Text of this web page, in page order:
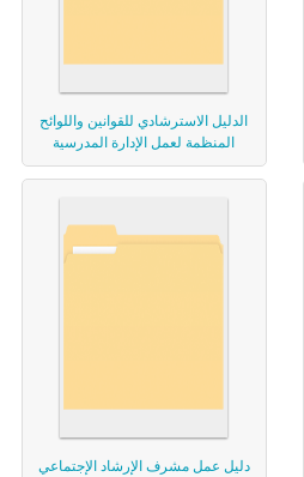
الدليل الاسترشادي للقوانين واللوائح
المنظمة لعمل الإدارة المدرسية
دليل عمل مشرف الإرشاد الإجتماعي